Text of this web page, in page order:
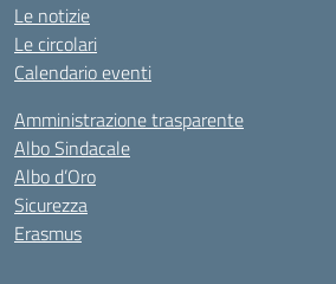
Le notizie
Le circolari
Calendario eventi
Amministrazione trasparente
Albo Sindacale
Albo d’Oro
Sicurezza
Erasmus